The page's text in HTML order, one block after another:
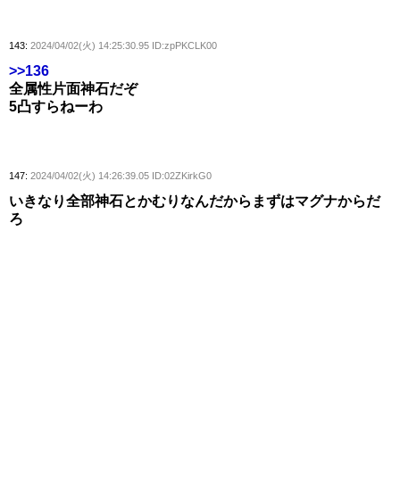
143: 2024/04/02(火) 14:25:30.95 ID:zpPKCLK00
>>136
全属性片面神石だぞ
5凸すらねーわ
147: 2024/04/02(火) 14:26:39.05 ID:02ZKirkG0
いきなり全部神石とかむりなんだからまずはマグナからだ
ろ